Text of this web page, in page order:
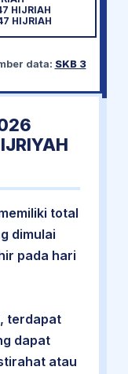
HIJRIAH
HIJRIAH
data: SKB 3
total
dimulai
pada hari
terdapat
dapat
atau